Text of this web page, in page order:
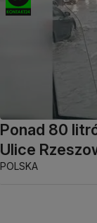
Ponad 80
Ulice
POLSKA